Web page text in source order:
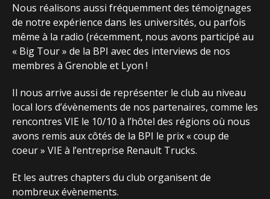
Nous réalisons aussi fréquemment des témoignages
de notre expérience dans les universités, ou parfois
même à la radio (récemment, nous avons participé au
« Big Tour » de la BPI avec des interviews de nos
membres à Grenoble et Lyon !
Il nous arrive aussi de représenter le club au niveau
local lors d’évènements de nos partenaires, comme les
rencontres VIE le 10/10 à l’hôtel des régions où nous
avons remis aux côtés de la BPI le prix « coup de
coeur » VIE à l’entreprise Renault Trucks.
Et les autres chapters du club organisent de
nombreux évènements.